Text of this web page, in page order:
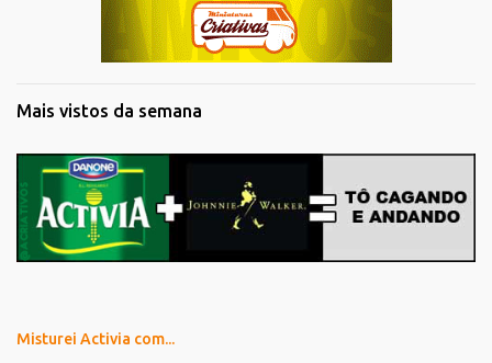
Mais vistos da semana
Misturei Activia com...